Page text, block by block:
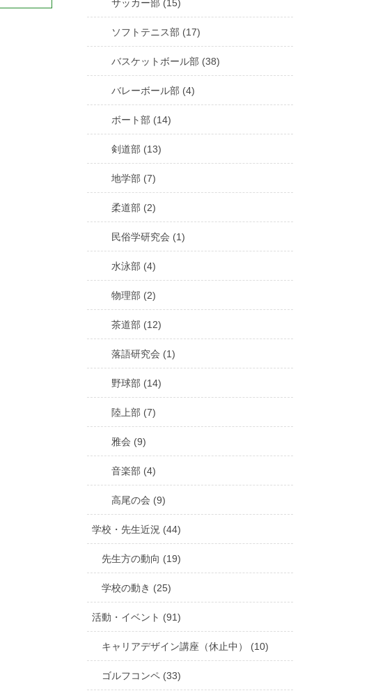
サッカー部 (15)
ソフトテニス部 (17)
バスケットボール部 (38)
バレーボール部 (4)
ボート部 (14)
剣道部 (13)
地学部 (7)
柔道部 (2)
民俗学研究会 (1)
水泳部 (4)
物理部 (2)
茶道部 (12)
落語研究会 (1)
野球部 (14)
陸上部 (7)
雅会 (9)
音楽部 (4)
高尾の会 (9)
学校・先生近況 (44)
先生方の動向 (19)
学校の動き (25)
活動・イベント (91)
キャリアデザイン講座（休止中） (10)
ゴルフコンペ (33)